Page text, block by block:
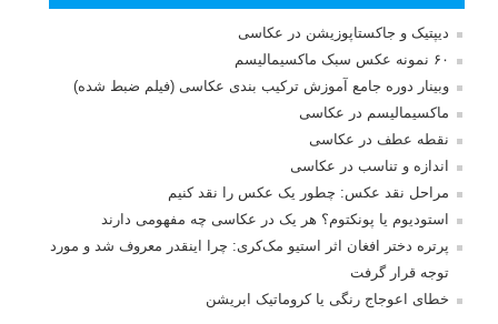
دیپتیک و جاکستا‌پوزیشن در عکاسی
۶۰ نمونه عکس سبک ماکسیمالیسم
وبینار دوره جامع آموزش ترکیب بندی عکاسی (فیلم ضبط شده)
ماکسیمالیسم در عکاسی
نقطه عطف در عکاسی
اندازه و تناسب در عکاسی
مراحل نقد عکس: چطور یک عکس را نقد کنیم
استودیوم یا پونکتوم؟ هر یک در عکاسی چه مفهومی دارند
پرتره دختر افغان اثر استیو مک‌کری: چرا اینقدر معروف شد و مورد
توجه قرار گرفت
خطای اعوجاج رنگی یا کروماتیک ابریشن